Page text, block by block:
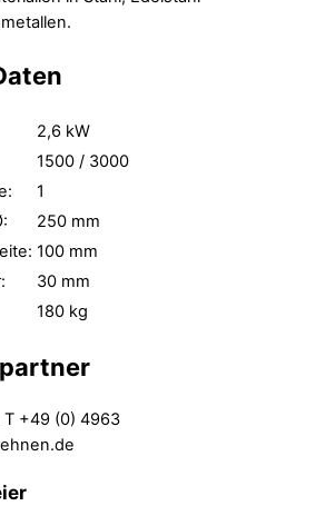
2,6 kW
1500 / 3000
1
250 mm
100 mm
30 mm
180 kg